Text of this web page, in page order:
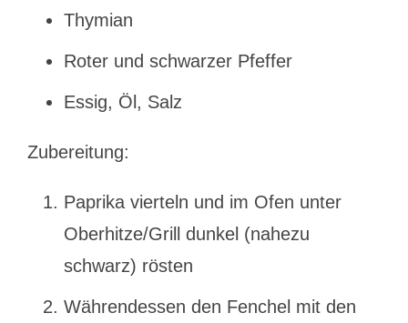
Thymian
Roter und schwarzer Pfeffer
Essig, Öl, Salz
Zubereitung:
Paprika vierteln und im Ofen unter
Oberhitze/Grill dunkel (nahezu
schwarz) rösten
Währendessen den Fenchel mit den